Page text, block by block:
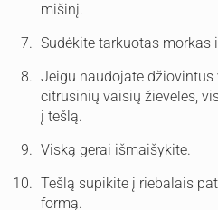
mišinį.
Sudėkite tarkuotas morkas
Jeigu naudojate džiovintus
citrusinių vaisių žieveles,
į tešlą.
Viską gerai išmaišykite.
Tešlą supikite į riebalais
formą.